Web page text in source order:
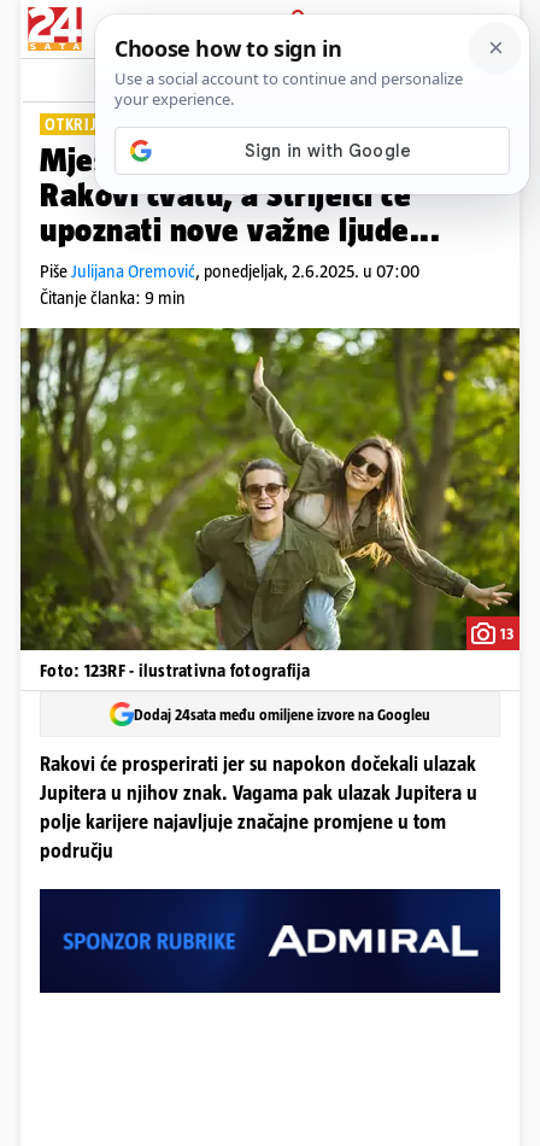
PRIJAVA
Lifestyle Komentari
OTKRIJTE ŠTO VAS ČEKA
Mjesečni horoskop za lipanj:
Rakovi cvatu, a Strijelci će
upoznati nove važne ljude...
PišeJulijana Oremović, ponedjeljak, 2.6.2025. u 07:00
Čitanje članka: 9 min
13
Foto: 123RF - ilustrativna fotografija
Dodaj 24sata među omiljene izvore na Googleu
Rakovi će prosperirati jer su napokon dočekali ulazak
Jupitera u njihov znak. Vagama pak ulazak Jupitera u
polje karijere najavljuje značajne promjene u tom
području